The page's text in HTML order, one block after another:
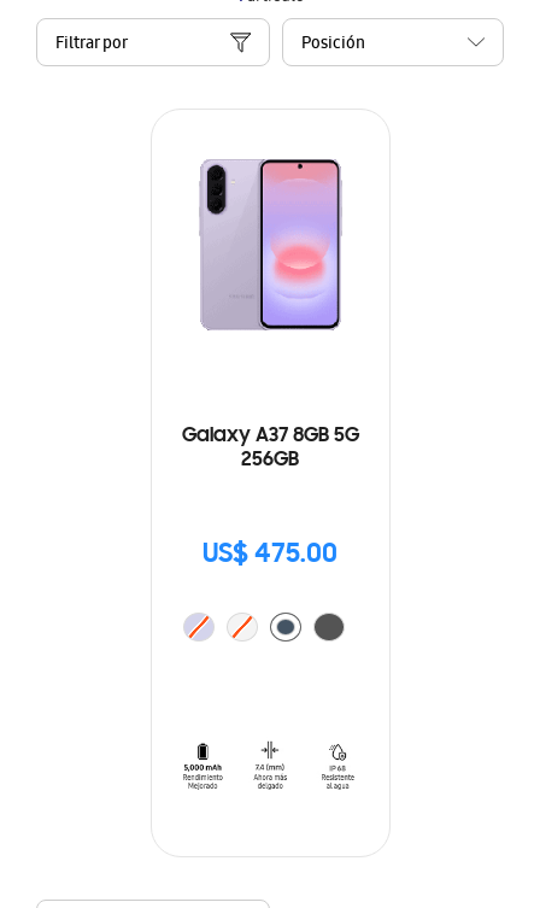
Filtrar por
Galaxy A37 8GB 5G
256GB
US$ 475.00